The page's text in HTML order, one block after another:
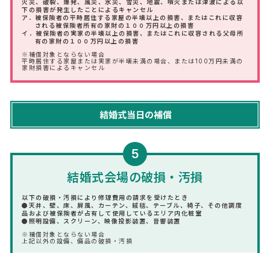
火災、破裂、爆発、風災、水災、雪災、地震、噴火または津波による以
下の損害が発生したことによるキャンセル
ア．被保険者の平時居住する家屋の半壊以上の損害、またはこれに収容
される被保険者所有の家財の１００万円以上の損害
イ．被保険者の実家の半壊以上の損害、またはこれに収容される父母所
有の家財の１００万円以上の損害
※補償対象とならない場合
平時居住する家屋または実家が半壊未満の場合、または100万円未満の
家財損害によるキャンセル
5
結婚式会場の破損・汚損
以下の破損・汚損により修理費用の請求を受けたとき
●天井、壁、床、屏風、カーテン、絨毯、テーブル、椅子、その他調度
品および被保険者が占有して使用しているエリア内化粧室
●照明設備、スクリーン、映像投影装置、音響装置
※補償対象とならない場合
上記以外の設備、備品の破損・汚損